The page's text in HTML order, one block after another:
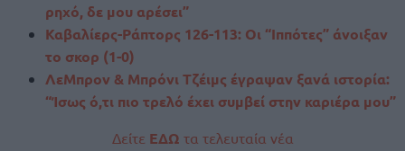
ρηχό, δε μου αρέσει”
Καβαλίερς-Ράπτορς 126-113: Οι “Ιππότες” άνοιξαν
το σκορ (1-0)
ΛεΜπρον & Μπρόνι Τζέιμς έγραψαν ξανά ιστορία:
“Ίσως ό,τι πιο τρελό έχει συμβεί στην καριέρα μου”
Δείτε ΕΔΩ τα τελευταία νέα